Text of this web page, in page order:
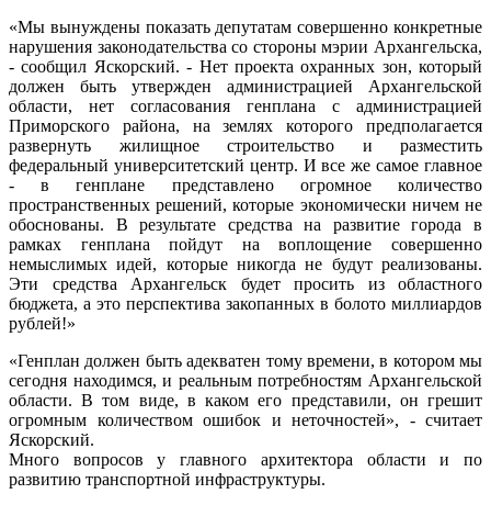
«Мы вынуждены показать депутатам совершенно конкретные
нарушения законодательства со стороны мэрии Архангельска,
- сообщил Яскорский. - Нет проекта охранных зон, который
должен быть утвержден администрацией Архангельской
области, нет согласования генплана с администрацией
Приморского района, на землях которого предполагается
развернуть жилищное строительство и разместить
федеральный университетский центр. И все же самое главное
- в генплане представлено огромное количество
пространственных решений, которые экономически ничем не
обоснованы. В результате средства на развитие города в
рамках генплана пойдут на воплощение совершенно
немыслимых идей, которые никогда не будут реализованы.
Эти средства Архангельск будет просить из областного
бюджета, а это перспектива закопанных в болото миллиардов
рублей!»
«Генплан должен быть адекватен тому времени, в котором мы
сегодня находимся, и реальным потребностям Архангельской
области. В том виде, в каком его представили, он грешит
огромным количеством ошибок и неточностей», - считает
Яскорский.
Много вопросов у главного архитектора области и по
развитию транспортной инфраструктуры.